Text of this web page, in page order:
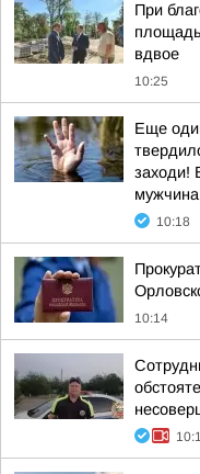
При
площадь
вдвое
10:25
Еще
заходи!
мужчина
10:18
10:14